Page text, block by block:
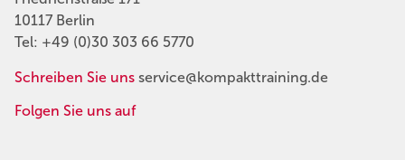
10117 Berlin
Tel: +49 (0)30 303 66 5770
Schreiben Sie uns service@kompakttraining.de
Folgen Sie uns auf